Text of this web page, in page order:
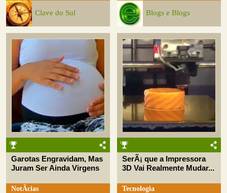
Clave do Sul Blogs e Blogs
Garotas Engravidam, Mas
Juram Ser Ainda Virgens
NotÃ­cias
SerÃ¡ que a Impressora
3D Vai Realmente Mudar...
Tecnologia